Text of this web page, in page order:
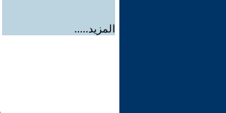
المزيد.....